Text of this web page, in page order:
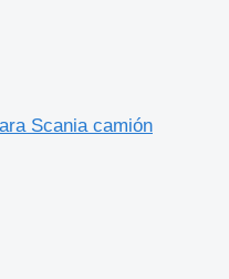
Scania camión